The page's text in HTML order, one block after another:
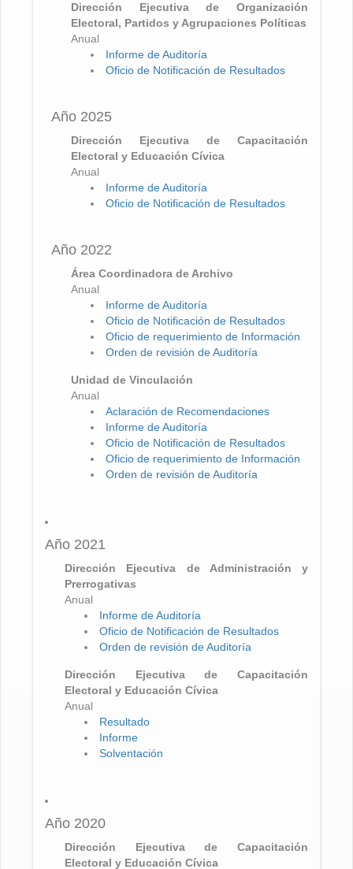
Dirección Ejecutiva de Organización
Electoral, Partidos y Agrupaciones Políticas
Anual
Informe de Auditoría
Oficio de Notificación de Resultados
Año 2025
Dirección Ejecutiva de Capacitación
Electoral y Educación Cívica
Anual
Informe de Auditoría
Oficio de Notificación de Resultados
Año 2022
Área Coordinadora de Archivo
Anual
Informe de Auditoría
Oficio de Notificación de Resultados
Oficio de requerimiento de Información
Orden de revisión de Auditoría
Unidad de Vinculación
Anual
Aclaración de Recomendaciones
Informe de Auditoría
Oficio de Notificación de Resultados
Oficio de requerimiento de Información
Orden de revisión de Auditoría
Año 2021
Dirección Ejecutiva de Administración y
Prerrogativas
Anual
Informe de Auditoría
Oficio de Notificación de Resultados
Orden de revisión de Auditoría
Dirección Ejecutiva de Capacitación
Electoral y Educación Cívica
Anual
Resultado
Informe
Solventación
Año 2020
Dirección Ejecutiva de Capacitación
Electoral y Educación Cívica